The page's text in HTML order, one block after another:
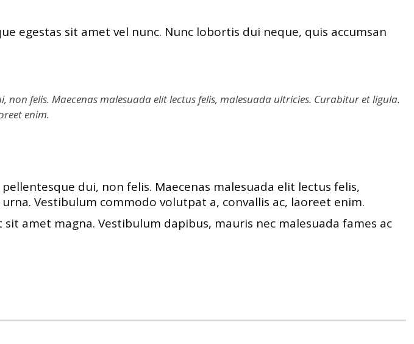
egestas sit amet vel nunc. Nunc lobortis dui neque, quis accumsan
felis. Maecenas malesuada elit lectus felis, malesuada ultricies. Curabitur et ligula.
enim.
dui, non felis. Maecenas malesuada elit lectus felis,
Vestibulum commodo volutpat a, convallis ac, laoreet enim.
amet magna. Vestibulum dapibus, mauris nec malesuada fames ac